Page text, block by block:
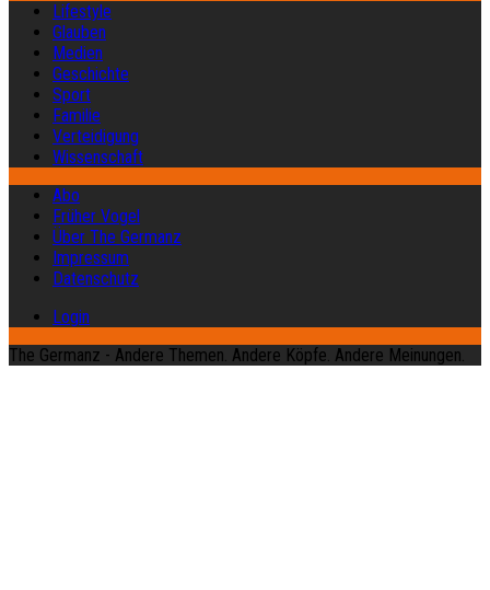
Lifestyle
Glauben
Medien
Geschichte
Sport
Familie
Verteidigung
Wissenschaft
Abo
Früher Vogel
Über The Germanz
Impressum
Datenschutz
Login
The Germanz - Andere Themen. Andere Köpfe. Andere Meinungen.